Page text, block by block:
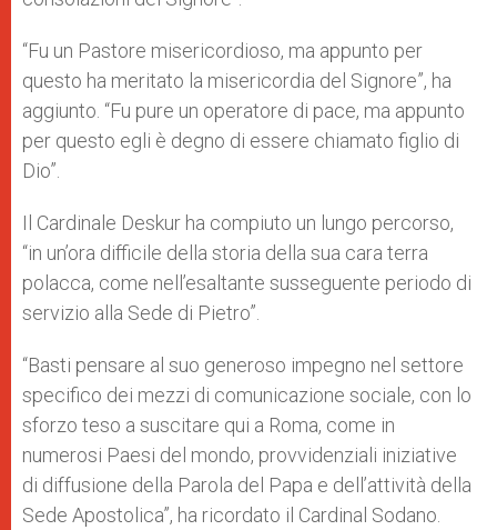
“Fu un Pastore misericordioso, ma appunto per
questo ha meritato la misericordia del Signore”, ha
aggiunto. “Fu pure un operatore di pace, ma appunto
per questo egli è degno di essere chiamato figlio di
Dio”.
Il Cardinale Deskur ha compiuto un lungo percorso,
“in un’ora difficile della storia della sua cara terra
polacca, come nell’esaltante susseguente periodo di
servizio alla Sede di Pietro”.
“Basti pensare al suo generoso impegno nel settore
specifico dei mezzi di comunicazione sociale, con lo
sforzo teso a suscitare qui a Roma, come in
numerosi Paesi del mondo, provvidenziali iniziative
di diffusione della Parola del Papa e dell’attività della
Sede Apostolica”, ha ricordato il Cardinal Sodano.